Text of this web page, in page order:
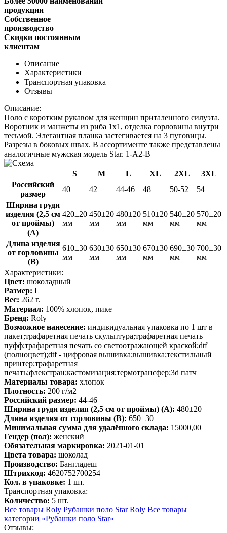
продукции
Собственное
производство
Скидки постоянным
клиентам
Описание
Характеристики
Транспортная упаковка
Отзывы
Описание:
Поло с коротким рукавом для женщин приталенного силуэта.
Воротник и манжеты из риба 1х1, отделка горловины внутри
тесьмой. Элегантная планка застегивается на 3 пуговицы.
Разрезы в боковых швах. В ассортименте также представлены
аналогичные мужская модель Star. 1-A2-B
S M L XL 2XL
3XL
Российский
размер
40 42 44-46 48 50-52
54
Ширина груди
изделия (2,5 см
от проймы)
(A)
420±20
мм
450±20
мм
480±20
мм
510±20
мм
540±20
мм
570±20
мм
Длина изделия
от горловины
(B)
610±30
мм
630±30
мм
650±30
мм
670±30
мм
690±30
мм
700±30
мм
Характеристики:
Цвет: шоколадный
Размер: L
Вес: 262 г.
Материал: 100% хлопок, пике
Бренд: Roly
Возможное нанесение: индивидуальная упаковка по 1 шт в
пакет;трафаретная печать скульптура;трафаретная печать
пуфф;трафаретная печать со светоотражающей краской;dtf
(полноцвет);dtf - цифровая вышивка;вышивка;текстильный
принтер;трафаретная
печать;флекстран;кастомизация;термотрансфер;3d патч
Материалы товара: хлопок
Плотность: 200 г/м2
Российский размер: 44-46
Ширина груди изделия (2,5 см от проймы) (A): 480±20
Длина изделия от горловины (B): 650±30
Минимальная сумма для удалённого склада: 15000,00
Гендер (пол): женский
Обязательная маркировка: 2021-01-01
Цвета товара: шоколад
Производство: Бангладеш
Штрихкод: 4620752700254
Кол. в упаковке: 1 шт.
Транспортная упаковка:
Количество: 5 шт.
Все товары Roly Рубашки поло Star Roly Все товары
категории «Рубашки поло Star»
Отзывы: